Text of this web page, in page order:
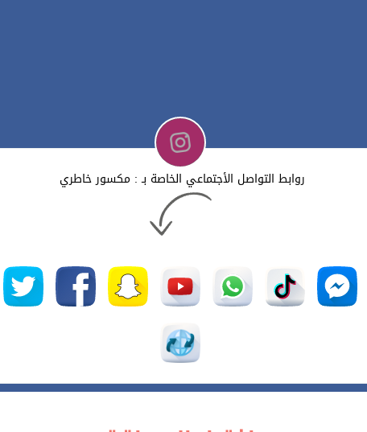
روابط التواصل الأجتماعي الخاصة بـ : مكسور خاطري